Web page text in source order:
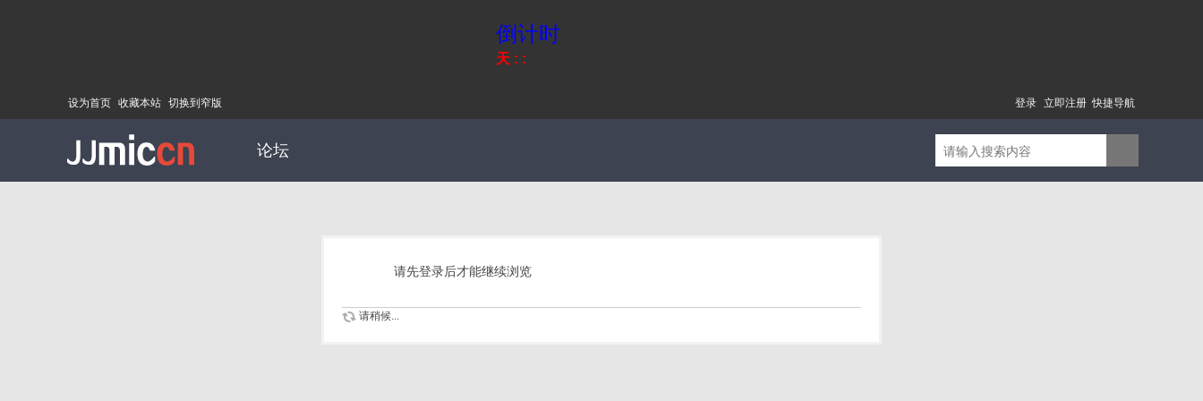
倒计时
天 : :
设为首页 收藏本站 切换到窄版 快捷导航
登录 立即注册
论坛
请先登录后才能继续浏览
请稍候...